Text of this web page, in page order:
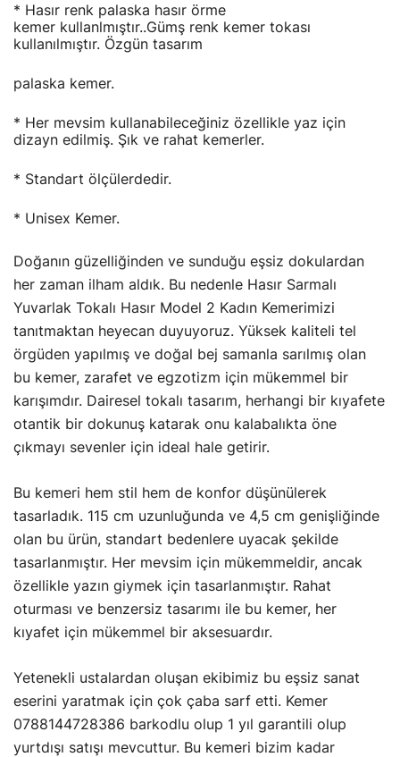
* Hasır renk palaska hasır örme
kemer kullanlmıştır..Gümş renk kemer tokası
kullanılmıştır. Özgün tasarım
palaska kemer.
* Her mevsim kullanabileceğiniz özellikle yaz için
dizayn edilmiş. Şık ve rahat kemerler.
* Standart ölçülerdedir.
* Unisex Kemer.
Doğanın güzelliğinden ve sunduğu eşsiz dokulardan
her zaman ilham aldık. Bu nedenle Hasır Sarmalı
Yuvarlak Tokalı Hasır Model 2 Kadın Kemerimizi
tanıtmaktan heyecan duyuyoruz. Yüksek kaliteli tel
örgüden yapılmış ve doğal bej samanla sarılmış olan
bu kemer, zarafet ve egzotizm için mükemmel bir
karışımdır. Dairesel tokalı tasarım, herhangi bir kıyafete
otantik bir dokunuş katarak onu kalabalıkta öne
çıkmayı sevenler için ideal hale getirir.
Bu kemeri hem stil hem de konfor düşünülerek
tasarladık. 115 cm uzunluğunda ve 4,5 cm genişliğinde
olan bu ürün, standart bedenlere uyacak şekilde
tasarlanmıştır. Her mevsim için mükemmeldir, ancak
özellikle yazın giymek için tasarlanmıştır. Rahat
oturması ve benzersiz tasarımı ile bu kemer, her
kıyafet için mükemmel bir aksesuardır.
Yetenekli ustalardan oluşan ekibimiz bu eşsiz sanat
eserini yaratmak için çok çaba sarf etti. Kemer
0788144728386 barkodlu olup 1 yıl garantili olup
yurtdışı satışı mevcuttur. Bu kemeri bizim kadar